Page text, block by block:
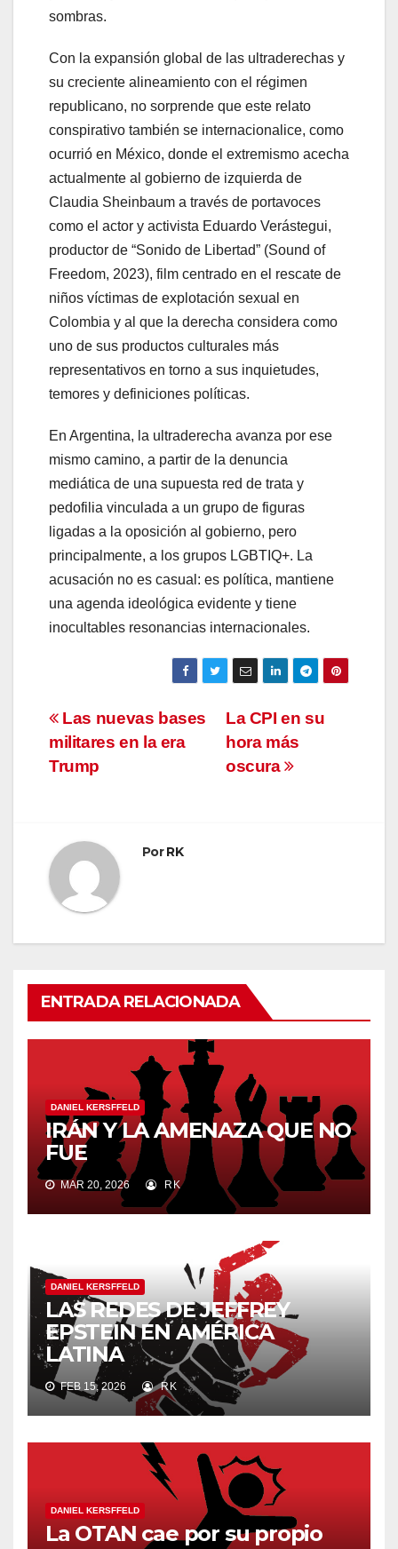
sombras.
Con la expansión global de las ultraderechas y
su creciente alineamiento con el régimen
republicano, no sorprende que este relato
conspirativo también se internacionalice, como
ocurrió en México, donde el extremismo acecha
actualmente al gobierno de izquierda de
Claudia Sheinbaum a través de portavoces
como el actor y activista Eduardo Verástegui,
productor de “Sonido de Libertad” (Sound of
Freedom, 2023), film centrado en el rescate de
niños víctimas de explotación sexual en
Colombia y al que la derecha considera como
uno de sus productos culturales más
representativos en torno a sus inquietudes,
temores y definiciones políticas.
En Argentina, la ultraderecha avanza por ese
mismo camino, a partir de la denuncia
mediática de una supuesta red de trata y
pedofilia vinculada a un grupo de figuras
ligadas a la oposición al gobierno, pero
principalmente, a los grupos LGBTIQ+. La
acusación no es casual: es política, mantiene
una agenda ideológica evidente y tiene
inocultables resonancias internacionales.
Navegación
de
entradas
La CPI en su
hora más
oscura
Las nuevas bases
militares en la era
Trump
PorRK
ENTRADA RELACIONADA
DANIEL KERSFFELD
IRÁN Y LA AMENAZA QUE NO
FUE
MAR 20, 2026 RK
DANIEL KERSFFELD
LAS REDES DE JEFFREY
EPSTEIN EN AMÉRICA
LATINA
FEB 15, 2026 RK
DANIEL KERSFFELD
La OTAN cae por su propio